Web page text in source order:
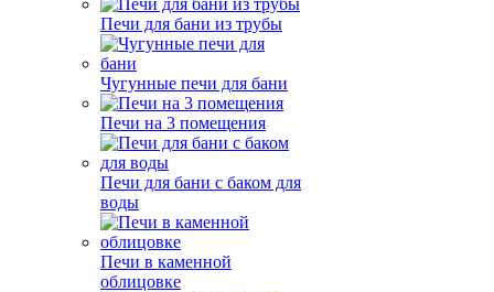
Печи для бани из трубы
Чугунные печи для бани
Печи на 3 помещения
Печи для бани с баком для
воды
Печи в каменной
облицовке